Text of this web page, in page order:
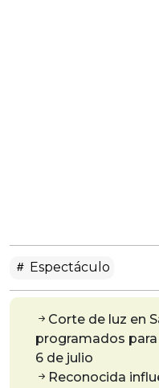
Espectáculo
Corte de luz en
programados
6 de julio
Reconocida